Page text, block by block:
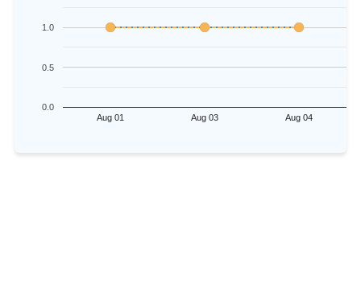
Aug 01 Aug 03 Aug 04
0.0
0.5
1.0